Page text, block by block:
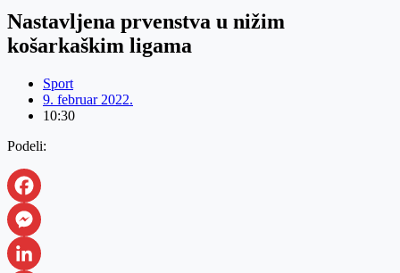
Nastavljena prvenstva u nižim
košarkaškim ligama
Sport
9. februar 2022.
10:30
Podeli:
Facebook
Messenger